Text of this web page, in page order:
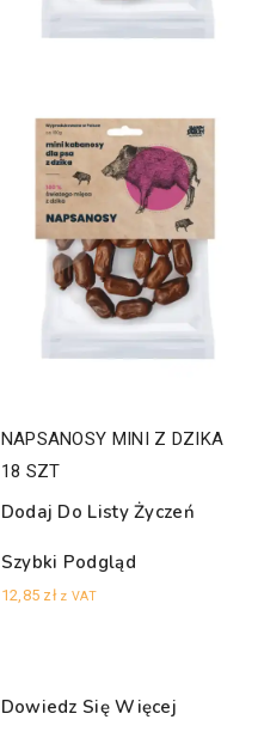
NAPSANOSY MINI Z DZIKA
18 SZT
Dodaj Do Listy Życzeń
Szybki Podgląd
12,85 zł z VAT
Dowiedz Się Więcej